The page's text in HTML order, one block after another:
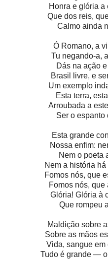
Honra e glória a
Que dos reis,
Calmo ainda
Ó Romano, a
Tu negando-a,
Dás na ação
Brasil livre, e
Um exemplo
Esta terra,
Arroubada a
Ser o espanto
Esta grande
Nossa enfim:
Nem o poeta
Nem a história
Fomos nós, que
Fomos nós, que
Glória! Glória à
Que rompeu
Maldição sobre
Sobre as mãos
Vida, sangue
Tudo é grande —